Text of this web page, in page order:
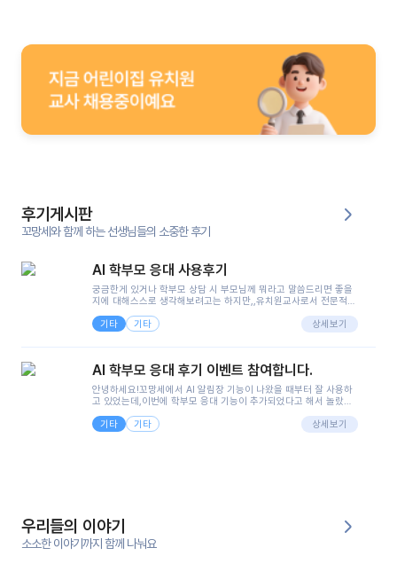
후기게시판
꼬망세와 함께 하는 선생님들의 소중한 후기
AI 학부모 응대 사용후기
궁금한게 있거나 학부모 상담 시 부모님께 뭐라고 말씀드리면 좋을
지에 대해스스로 생각해보려고는 하지만,,유치원교사로서 전문적인
려니 어려울때가...^^(저만 그런거 아니죠 ㅜㅜ)꼬망봇의 장점은 지
피티나 제미나이는 몇세이고 여자인지 남자인지 등그래도 좀 기본
정보를 제공하면서 물어봐야할 때가 있어그때마다 정보를 입력하는
으셔서 고민이 됐는데ai 학부모 응대를 써볼 수 있어서 좋았어요!앞
면..)그리고 제가 신입 때 이게 있었더라면 ㅜㅜㅜㅜ?응대 팁이 정말
좋은거 같아요지금은 그래도 아이들이 잘 이해 되지만초임 때는 정
말 어려워서 항상다른 선생님들께 도움을 요청했었거든요..ㅠ*일지
쓸 때도 좀 도움이 되는 거 같아요!
기타 기타 상세보기
AI 학부모 응대 후기 이벤트 참여합니다.
안녕하세요!꼬망세에서 AI 알림장 기능이 나왔을 때부터 잘 사용하
고 있었는데,이번에 학부모 응대 기능이 추가되었다고 해서 놀랐습
님 응대에 더 많은 부담을 느끼고 있습니다 ㅠㅠ이번에 제가 원에서
겪은 일과 학부모님께 전달드렸던 내용을 함께 보시고,저와 비슷한
을 많이 하는데,꼬망봇 덕분에 고민하는 시간을 줄이고 학부모님을
안심시킬 수 있었습니다.이 부분은 꼬망봇이 추가로 알려준 응대 tip
입니다.학부모님께 전화를 드리기 전에, 내용을 숙지하여 좀 더 전문
성 있는 교사가 되어 대화를 나눌 수 있었습니다.꼬망세 AI학부모 응
기타 기타 상세보기
우리들의 이야기
소소한 이야기까지 함께 나눠요